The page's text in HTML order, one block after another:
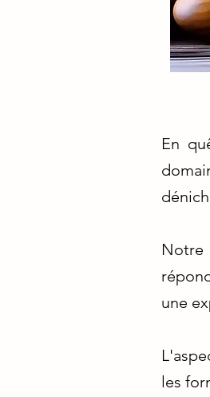
En
Notre
une
les